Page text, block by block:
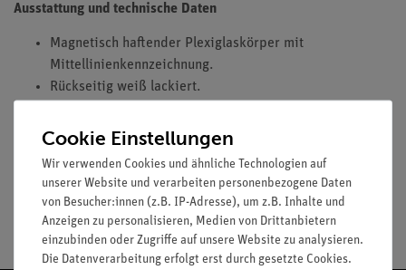
Ausstattung und technische Daten
Magnetisch haftender Plexiglaskörper mit
Mittellinienkennzeichnung.
Rückseitig weiß lackiert.
Durchmesser: 18 cm, Dicke: 5,5 cm, Tiefe: 1,5 cm
Versandkostenfrei ab 300,- €
Cookie Einstellungen
Wir verwenden Cookies und ähnliche Technologien auf
unserer Website und verarbeiten personenbezogene Daten
von Besucher:innen (z.B. IP-Adresse), um z.B. Inhalte und
Anzeigen zu personalisieren, Medien von Drittanbietern
einzubinden oder Zugriffe auf unsere Website zu analysieren.
Die Datenverarbeitung erfolgt erst durch gesetzte Cookies.